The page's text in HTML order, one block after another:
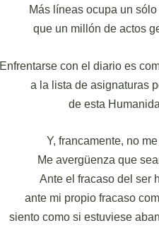
Más líneas ocupa un
que un millón de actos
Enfrentarse con el diario es
a la lista de asignaturas
de esta
Y, francamente, no
Me avergüenza que
Ante el fracaso del ser
ante mi propio fracaso
siento como si estuviese